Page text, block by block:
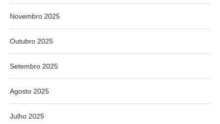
Novembro 2025
Outubro 2025
Setembro 2025
Agosto 2025
Julho 2025